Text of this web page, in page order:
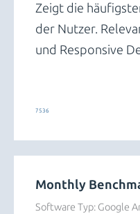
Zeigt die
der Nutzer.
und Responsive
7536
Monthly
Software Typ: Google